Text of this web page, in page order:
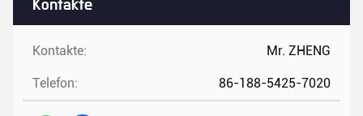
Kontakte
Kontakte: Mr. ZHENG
Telefon: 86-188-5425-7020